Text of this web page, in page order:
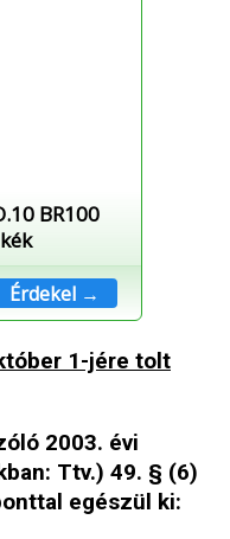
BR100
Érdekel →
1-jére tolt
2003. évi
Ttv.) 49. § (6)
egészül ki: